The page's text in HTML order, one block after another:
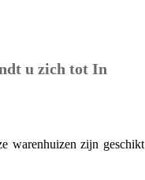
u zich tot In
warenhuizen zijn geschikt